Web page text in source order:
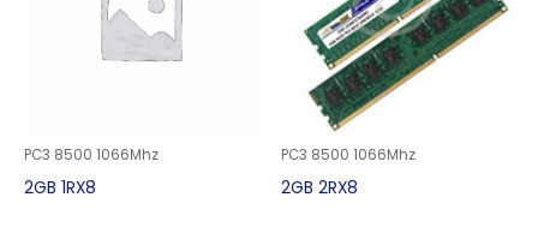
PC3 8500 1066Mhz
2GB 1RX8
PC3 8500 1066Mhz
2GB 2RX8